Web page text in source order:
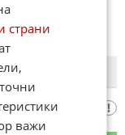
страни
важи